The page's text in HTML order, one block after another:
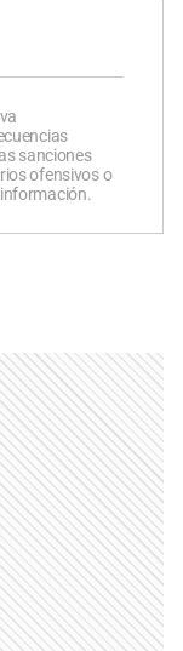
sanciones
ofensivos o